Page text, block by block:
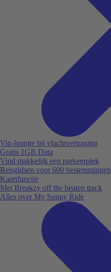
Vip-lounge bij vluchtvertraging
Gratis 1GB Data
Vind makkelijk een parkeerplek
Reisgidsen voor 600 bestemmingen
Kaartfunctie
Met Breakzy off the beaten track
Alles over My Sunny Ride